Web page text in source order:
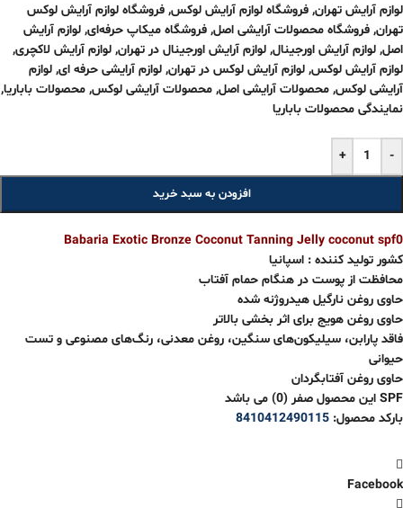
لوازم آرایش تهران, فروشگاه لوازم آرایش لوکس, فروشگاه لوازم آرایش لوکس
تهران, فروشگاه محصولات آرایشی اصل, فروشگاه میکاپ حرفه‌ای, لوازم آرایش
اصل, لوازم آرایش اورجینال, لوازم آرایش اورجینال در تهران, لوازم آرایش لاکچری,
لوازم آرایش لوکس, لوازم آرایش لوکس در تهران, لوازم آرایشی حرفه ای, لوازم
آرایشی لوکس, محصولات آرایشی اصل, محصولات آرایشی لوکس, محصولات باباریا,
نمایندگی محصولات باباریا
-
+
افزودن به سبد خرید
Babaria Exotic Bronze Coconut Tanning Jelly coconut spf0
کشور تولید کننده : اسپانیا
محافظت از پوست در هنگام حمام آفتاب
حاوی روغن نارگیل هیدروژنه شده
حاوی روغن هویج برای اثر بخشی بالاتر
فاقد پارابن، سیلیکون‌های سنگین، روغن معدنی، رنگ‌های مصنوعی و تست
حیوانی
حاوی روغن آفتابگردان
SPF این محصول صفر (0) می باشد
بارکد محصول: 8410412490115
Facebook